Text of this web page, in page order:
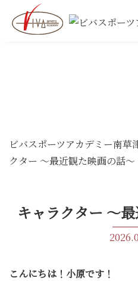
ビバスポーツアカデミー南草
クター ～最近観た映画の話～
キャラクター ～
こんにちは！小原です！